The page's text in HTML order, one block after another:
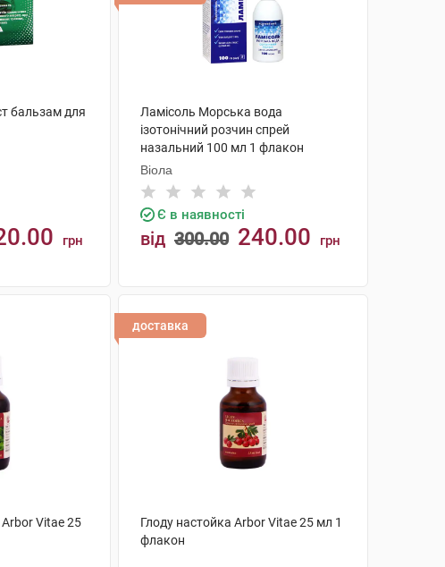
бальзам для
грн
Ламісоль Морська вода
ізотонічний розчин спрей
назальний 100 мл 1 флакон
Віола
Є в наявності
від 300.00 240.00 грн
Arbor Vitae 25
доставка
Глоду настойка Arbor Vitae 25 мл 1
флакон